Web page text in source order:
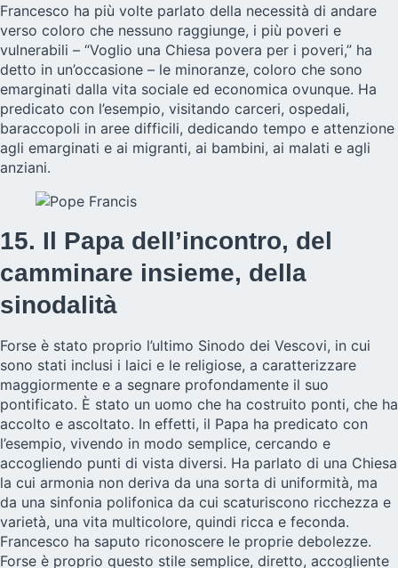
Francesco ha più volte parlato della necessità di andare
verso coloro che nessuno raggiunge, i più poveri e
vulnerabili – “Voglio una Chiesa povera per i poveri,” ha
detto in un’occasione – le minoranze, coloro che sono
emarginati dalla vita sociale ed economica ovunque. Ha
predicato con l’esempio, visitando carceri, ospedali,
baraccopoli in aree difficili, dedicando tempo e attenzione
agli emarginati e ai migranti, ai bambini, ai malati e agli
anziani.
15. Il Papa dell’incontro, del
camminare insieme, della
sinodalità
Forse è stato proprio l’ultimo Sinodo dei Vescovi, in cui
sono stati inclusi i laici e le religiose, a caratterizzare
maggiormente e a segnare profondamente il suo
pontificato. È stato un uomo che ha costruito ponti, che ha
accolto e ascoltato. In effetti, il Papa ha predicato con
l’esempio, vivendo in modo semplice, cercando e
accogliendo punti di vista diversi. Ha parlato di una Chiesa
la cui armonia non deriva da una sorta di uniformità, ma
da una sinfonia polifonica da cui scaturiscono ricchezza e
varietà, una vita multicolore, quindi ricca e feconda.
Francesco ha saputo riconoscere le proprie debolezze.
Forse è proprio questo stile semplice, diretto, accogliente